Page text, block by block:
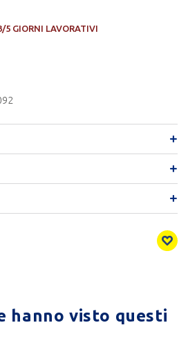
5 GIORNI LAVORATIVI
hanno visto questi